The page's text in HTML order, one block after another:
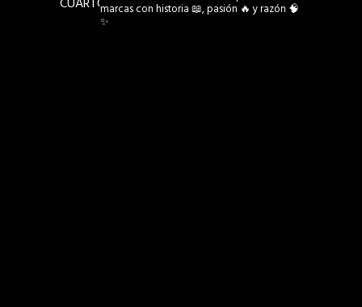
marcas con historia 📖, pasión 🔥 y razón 🧠
✨